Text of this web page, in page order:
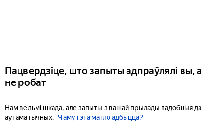
Пацвердзіце, што запыты адпраўлялі вы, а
не робат
Нам вельмі шкада, але запыты з вашай прылады падобныя да
аўтаматычных.
Чаму гэта магло адбыцца?